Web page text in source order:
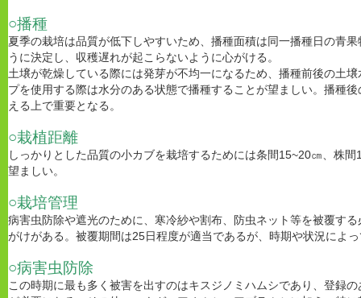
○播種
夏季の栽培は品質が低下しやすいため、播種面積は同一播種日の青
うに決定し、収穫遅れが起こらないように心がける。
土壌が乾燥している際には発芽が不均一になるため、播種前後の土
プを使用する際は水分のある状態で播種することが望ましい。播種
える上で重要となる。
○栽植距離
しっかりとした品質の小カブを栽培するためには条間15~20㎝、株
望ましい。
○栽培管理
病害虫防除や遮光のために、寒冷紗や割布、防虫ネット等を被覆す
がけがある。被覆期間は25日程度が適当であるが、時期や状況によ
○病害虫防除
この時期に最も多く被害を出すのはキスジノミハムシであり、登録